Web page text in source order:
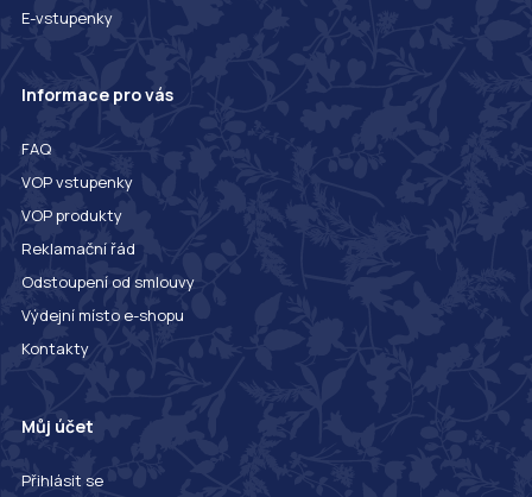
E-vstupenky
Informace pro vás
FAQ
VOP vstupenky
VOP produkty
Reklamační řád
Odstoupení od smlouvy
Výdejní místo e-shopu
Kontakty
Můj účet
Přihlásit se